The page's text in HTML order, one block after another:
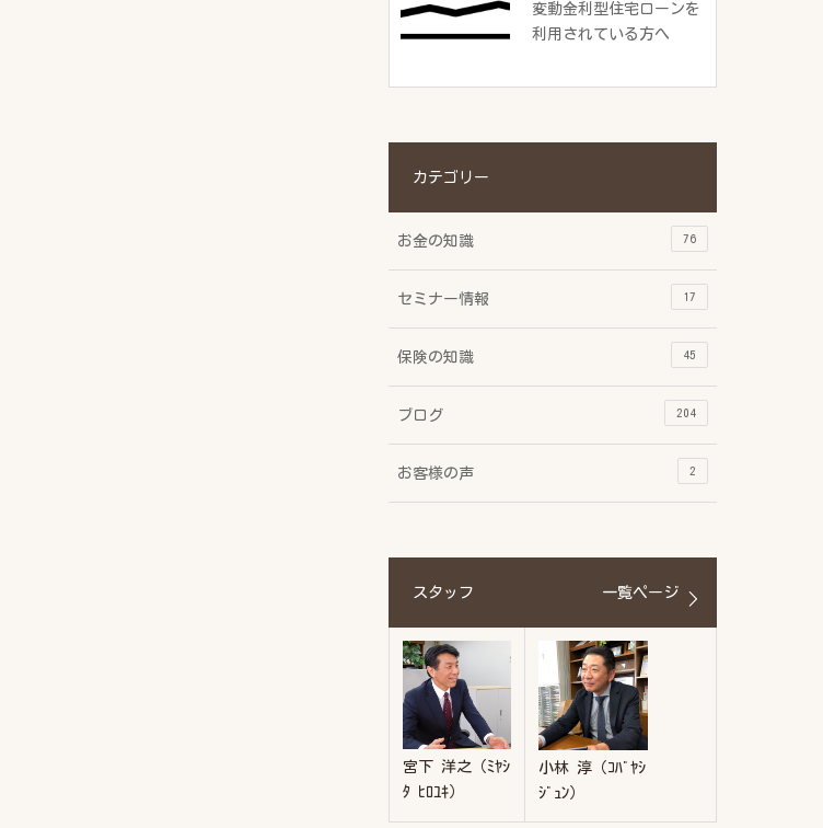
変動金利型住宅ローンを
利用されている方へ
カテゴリー
お金の知識 76
セミナー情報 17
保険の知識 45
ブログ 204
お客様の声 2
スタッフ 一覧ページ
宮下 洋之（ﾐﾔｼ
ﾀ ﾋﾛﾕｷ）
小林 淳（ｺﾊﾞﾔｼ
ｼﾞｭﾝ）